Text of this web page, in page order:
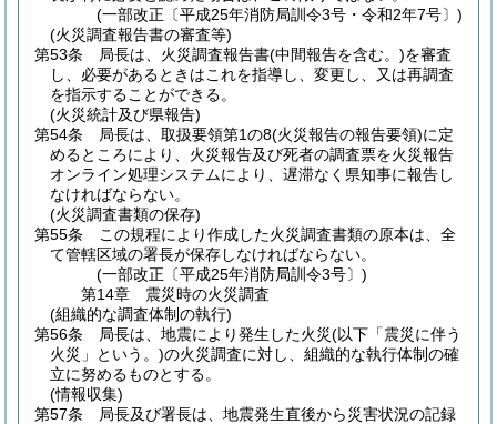
(一部改正〔平成25年消防局訓令3号・令和2年7号〕)
(火災調査報告書の審査等)
第53条
局長は、火災調査報告書(中間報告を含む。)を審査
し、必要があるときはこれを指導し、変更し、又は再調査
を指示することができる。
(火災統計及び県報告)
第54条
局長は、取扱要領第1の8(火災報告の報告要領)に定
めるところにより、火災報告及び死者の調査票を火災報告
オンライン処理システムにより、遅滞なく県知事に報告し
なければならない。
(火災調査書類の保存)
第55条
この規程により作成した火災調査書類の原本は、全
て管轄区域の署長が保存しなければならない。
(一部改正〔平成25年消防局訓令3号〕)
第14章
震災時の火災調査
(組織的な調査体制の執行)
第56条
局長は、地震により発生した火災(以下「震災に伴う
火災」という。)の火災調査に対し、組織的な執行体制の確
立に努めるものとする。
(情報収集)
第57条
局長及び署長は、地震発生直後から災害状況の記録